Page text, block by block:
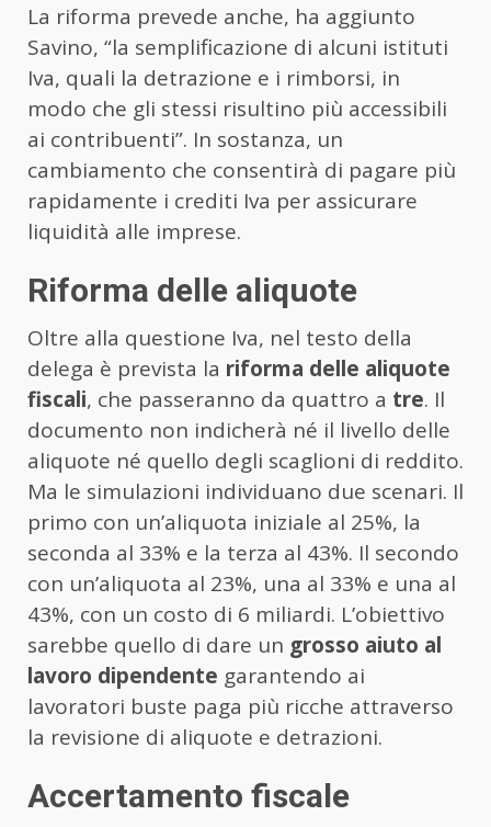
La riforma prevede anche, ha aggiunto
Savino, “la semplificazione di alcuni istituti
Iva, quali la detrazione e i rimborsi, in
modo che gli stessi risultino più accessibili
ai contribuenti”. In sostanza, un
cambiamento che consentirà di pagare più
rapidamente i crediti Iva per assicurare
liquidità alle imprese.
Riforma delle aliquote
Oltre alla questione Iva, nel testo della
delega è prevista la riforma delle aliquote
fiscali, che passeranno da quattro a tre. Il
documento non indicherà né il livello delle
aliquote né quello degli scaglioni di reddito.
Ma le simulazioni individuano due scenari. Il
primo con un’aliquota iniziale al 25%, la
seconda al 33% e la terza al 43%. Il secondo
con un’aliquota al 23%, una al 33% e una al
43%, con un costo di 6 miliardi. L’obiettivo
sarebbe quello di dare un grosso aiuto al
lavoro dipendente garantendo ai
lavoratori buste paga più ricche attraverso
la revisione di aliquote e detrazioni.
Accertamento fiscale